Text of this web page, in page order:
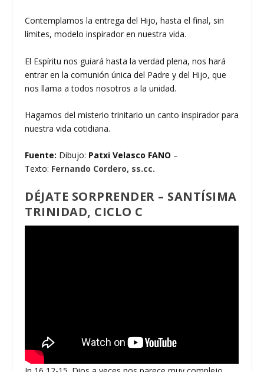
Contemplamos la entrega del Hijo, hasta el final, sin
límites, modelo inspirador en nuestra vida.
El Espíritu nos guiará hasta la verdad plena, nos hará
entrar en la comunión única del Padre y del Hijo, que
nos llama a todos nosotros a la unidad.
Hagamos del misterio trinitario un canto inspirador para
nuestra vida cotidiana.
Fuente: Dibujo: Patxi Velasco FANO –
Texto: Fernando Cordero, ss.cc.
DÉJATE SORPRENDER – SANTÍSIMA
TRINIDAD, CICLO C